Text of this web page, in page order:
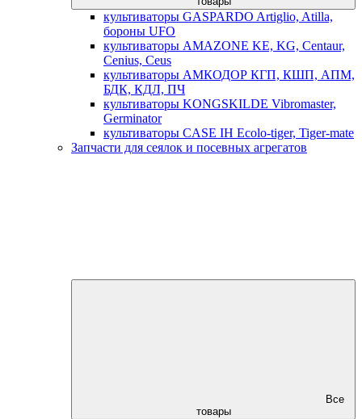
культиваторы GASPARDO Artiglio, Atilla,
бороны UFO
культиваторы AMAZONE KE, KG, Centaur,
Cenius, Ceus
культиваторы АМКОДОР КГП, КШП, АПМ,
БДК, КДЛ, ПЧ
культиваторы KONGSKILDE Vibromaster,
Germinator
культиваторы CASE IH Ecolo-tiger, Tiger-mate
Запчасти для сеялок и посевных агрегатов
Все
товары